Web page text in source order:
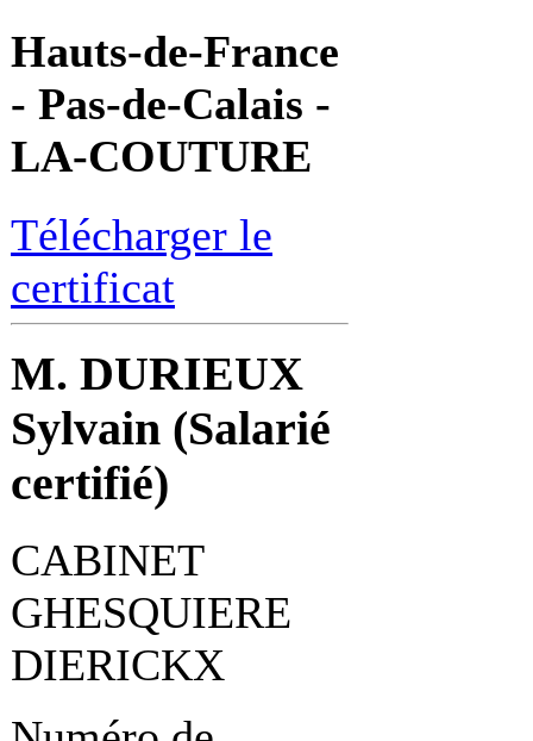
Hauts-de-France
- Pas-de-Calais -
LA-COUTURE
Télécharger le
certificat
M. DURIEUX
Sylvain (Salarié
certifié)
CABINET
GHESQUIERE
DIERICKX